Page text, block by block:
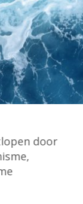
door